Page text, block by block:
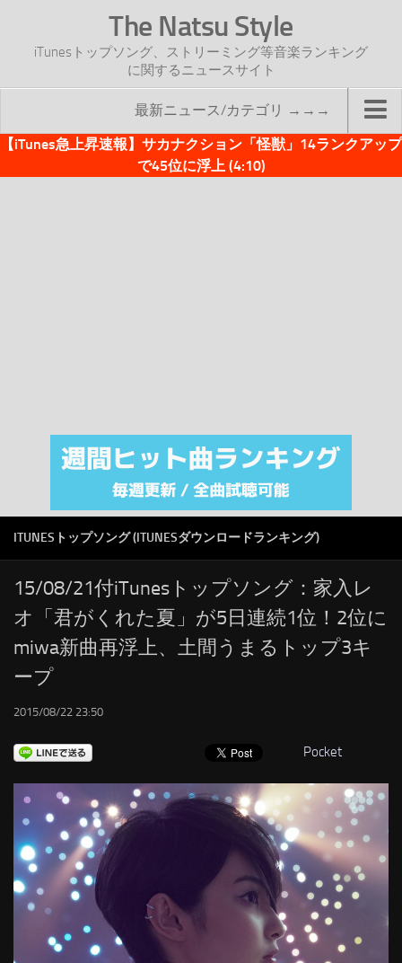
The Natsu Style
iTunesトップソング、ストリーミング等音楽ランキング
に関するニュースサイト
最新ニュース/カテゴリ →→→
TOP
注目カテゴリ
オリジナルiTunes週間トップソング
RSS
LINKS
【iTunes急上昇速報】サカナクション「怪獣」14ランクアップ
で45位に浮上 (4:10)
ITUNESトップソング (ITUNESダウンロードランキング)
15/08/21付iTunesトップソング：家入レ
オ「君がくれた夏」が5日連続1位！2位に
miwa新曲再浮上、土間うまるトップ3キ
ープ
2015/08/22 23:50
Pocket